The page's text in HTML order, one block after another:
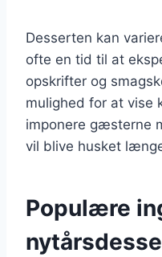
Desserten kan
ofte en tid til at
opskrifter og
mulighed for at vise
imponere gæsterne
vil blive husket
Populære